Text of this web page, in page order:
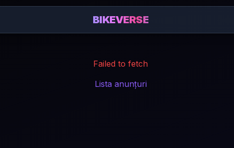
BIKEVERSE
Failed to fetch
Lista anunțuri